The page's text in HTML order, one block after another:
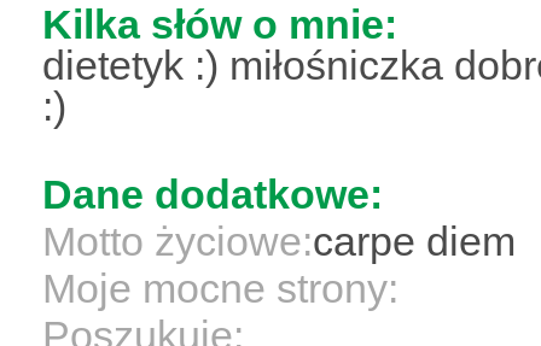
Kilka słów o mnie:
dietetyk :) miłośniczka
:)
Dane dodatkowe:
Motto życiowe:carpe diem
Moje mocne strony:
Poszukuję: